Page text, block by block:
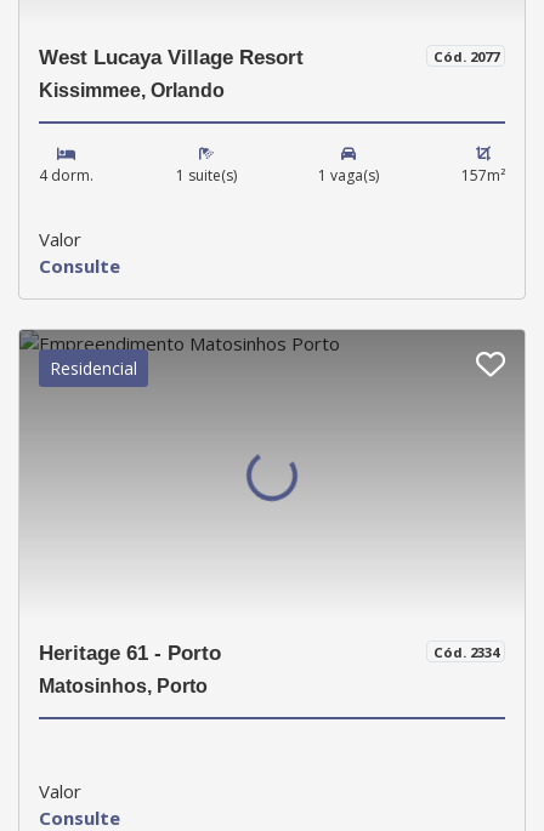
Cód. 2077
West Lucaya Village Resort
Kissimmee, Orlando
4 dorm. 1 suite(s) 1 vaga(s) 157m²
Valor
Consulte
Residencial
Cód. 2334
Heritage 61 - Porto
Matosinhos, Porto
Valor
Consulte